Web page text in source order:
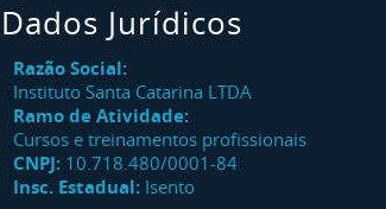
Dados Jurídicos
Razão Social:
Instituto Santa Catarina LTDA
Ramo de Atividade:
Cursos e treinamentos profissionais
CNPJ: 10.718.480/0001-84
Insc. Estadual: Isento